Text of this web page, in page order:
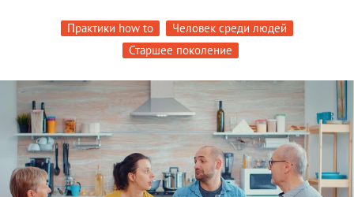
Практики how to
Человек среди людей
Старшее поколение